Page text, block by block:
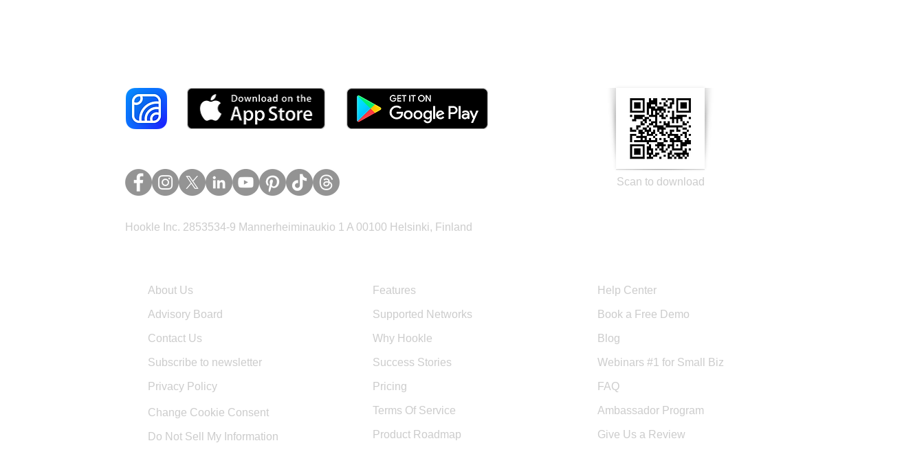
Scan to download
Hookle Inc. 2853534-9 Mannerheiminaukio 1 A 00100 Helsinki, Finland
About Us
Advisory Board
Contact Us
Subscribe to newsletter
Privacy Policy
Change Cookie Consent
Do Not Sell My Information
Features
Supported Networks
Why Hookle
Success Stories
Pricing
Terms Of Service
Product Roadmap
Help Center
Book a Free Demo
Blog
Webinars #1 for Small Biz
FAQ
Ambassador Program
Give Us a Review